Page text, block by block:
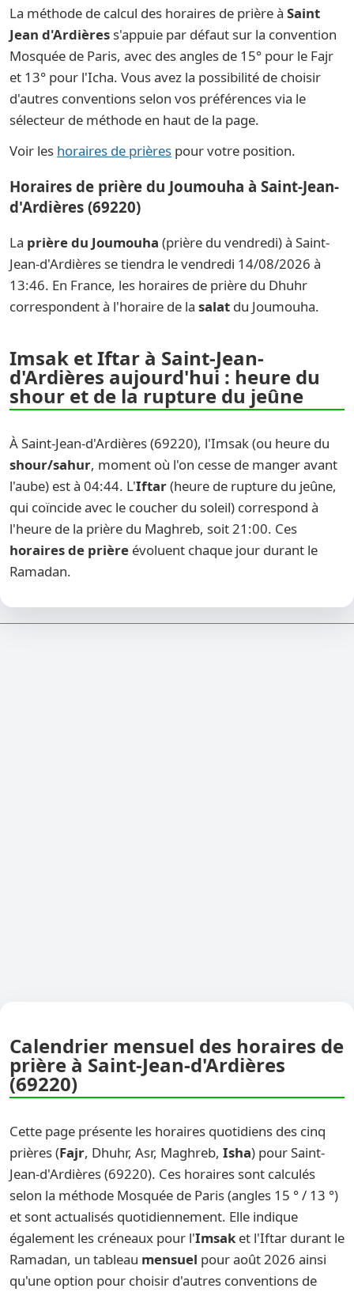
La méthode de calcul des horaires de prière à Saint
Jean d'Ardières s'appuie par défaut sur la convention
Mosquée de Paris, avec des angles de 15° pour le Fajr
et 13° pour l'Icha. Vous avez la possibilité de choisir
d'autres conventions selon vos préférences via le
sélecteur de méthode en haut de la page.
Voir les horaires de prières pour votre position.
Horaires de prière du Joumouha à Saint-Jean-
d'Ardières (69220)
La prière du Joumouha (prière du vendredi) à Saint-
Jean-d'Ardières se tiendra le vendredi 14/08/2026 à
13:46. En France, les horaires de prière du Dhuhr
correspondent à l'horaire de la salat du Joumouha.
Imsak et Iftar à Saint-Jean-
d'Ardières aujourd'hui : heure du
shour et de la rupture du jeûne
À Saint-Jean-d'Ardières (69220), l'Imsak (ou heure du
shour/sahur, moment où l'on cesse de manger avant
l'aube) est à 04:44. L'Iftar(heure de rupture du jeûne,
qui coïncide avec le coucher du soleil) correspond à
l'heure de la prière du Maghreb, soit 21:00. Ces
horaires de prière évoluent chaque jour durant le
Ramadan.
Calendrier mensuel des horaires de
prière à Saint-Jean-d'Ardières
(69220)
Cette page présente les horaires quotidiens des cinq
prières (Fajr, Dhuhr, Asr, Maghreb, Isha) pour Saint-
Jean-d'Ardières (69220). Ces horaires sont calculés
selon la méthode Mosquée de Paris (angles 15 ° / 13 °)
et sont actualisés quotidiennement. Elle indique
également les créneaux pour l'Imsak et l'Iftar durant le
Ramadan, un tableau mensuel pour août 2026 ainsi
qu'une option pour choisir d'autres conventions de